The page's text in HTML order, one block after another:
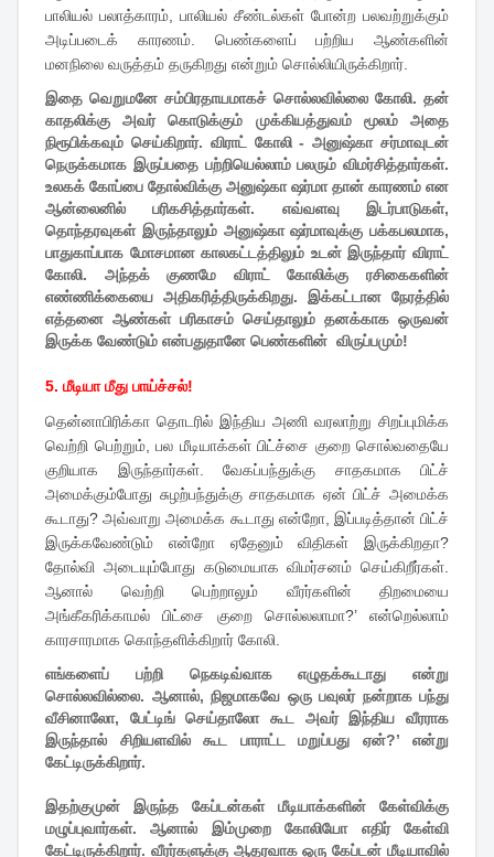
பாலியல் பலாத்காரம், பாலியல் சீண்டல்கள் போன்ற பலவற்றுக்கும்
அடிப்படைக் காரணம். பெண்களைப் பற்றிய ஆண்களின்
மனநிலை வருத்தம் தருகிறது என்றும் சொல்லியிருக்கிறார்.
இதை வெறுமனே சம்பிரதாயமாகச் சொல்லவில்லை கோலி. தன்
காதலிக்கு அவர் கொடுக்கும் முக்கியத்துவம் மூலம் அதை
நிரூபிக்கவும் செய்கிறார். விராட் கோலி - அனுஷ்கா சர்மாவுடன்
நெருக்கமாக இருப்பதை பற்றியெல்லாம் பலரும் விமர்சித்தார்கள்.
உலகக் கோப்பை தோல்விக்கு அனுஷ்கா ஷர்மா தான் காரணம் என
ஆன்லைனில் பரிகசித்தார்கள். எவ்வளவு இடர்பாடுகள்,
தொந்தரவுகள் இருந்தாலும் அனுஷ்கா ஷர்மாவுக்கு பக்கபலமாக,
பாதுகாப்பாக மோசமான காலகட்டத்திலும் உடன் இருந்தார் விராட்
கோலி. அந்தக் குணமே விராட் கோலிக்கு ரசிகைகளின்
எண்ணிக்கையை அதிகரித்திருக்கிறது. இக்கட்டான நேரத்தில்
எத்தனை ஆண்கள் பரிகாசம் செய்தாலும் தனக்காக ஒருவன்
இருக்க வேண்டும் என்பதுதானே பெண்களின் விருப்பமும்!
5. மீடியா மீது பாய்ச்சல்!
தென்னாபிரிக்கா தொடரில் இந்திய அணி வரலாற்று சிறப்புமிக்க
வெற்றி பெற்றும், பல மீடியாக்கள் பிட்ச்சை குறை சொல்வதையே
குறியாக இருந்தார்கள். வேகப்பந்துக்கு சாதகமாக பிட்ச்
அமைக்கும்போது சுழற்பந்துக்கு சாதகமாக ஏன் பிட்ச் அமைக்க
கூடாது? அவ்வாறு அமைக்க கூடாது என்றோ, இப்படித்தான் பிட்ச்
இருக்கவேண்டும் என்றோ ஏதேனும் விதிகள் இருக்கிறதா?
தோல்வி அடையும்போது கடுமையாக விமர்சனம் செய்கிறீர்கள்.
ஆனால் வெற்றி பெற்றாலும் வீரர்களின் திறமையை
அங்கீகரிக்காமல் பிட்சை குறை சொல்லலாமா?’ என்றெல்லாம்
காரசாரமாக கொந்தளிக்கிறார் கோலி.
எங்களைப் பற்றி நெகடிவ்வாக எழுதக்கூடாது என்று
சொல்லவில்லை. ஆனால், நிஜமாகவே ஒரு பவுலர் நன்றாக பந்து
வீசினாலோ, பேட்டிங் செய்தாலோ கூட அவர் இந்திய வீரராக
இருந்தால் சிறியளவில் கூட பாராட்ட மறுப்பது ஏன்?’ என்று
கேட்டிருக்கிறார்.
இதற்குமுன் இருந்த கேப்டன்கள் மீடியாக்களின் கேள்விக்கு
மழுப்புவார்கள். ஆனால் இம்முறை கோலியோ எதிர் கேள்வி
கேட்டிருக்கிறார். வீரர்களுக்கு ஆதரவாக ஒரு கேப்டன் மீடியாவில்